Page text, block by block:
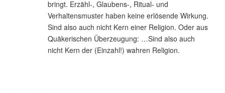
bringt. Erzähl-, Glaubens-, Ritual- und
Verhaltensmuster haben keine erlösende Wirkung.
Sind also auch nicht Kern einer Religion. Oder aus
Quäkerischen Überzeugung: …Sind also auch
nicht Kern der (Einzahl!) wahren Religion.